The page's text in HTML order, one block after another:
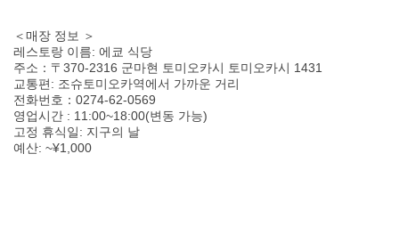
＜매장 정보 ＞
레스토랑 이름: 에쿄 식당
주소：〒370-2316 군마현 토미오카시 토미오카시 1431
교통편: 조슈토미오카역에서 가까운 거리
전화번호：0274-62-0569
영업시간 : 11:00~18:00(변동 가능)
고정 휴식일: 지구의 날
예산: ~¥1,000